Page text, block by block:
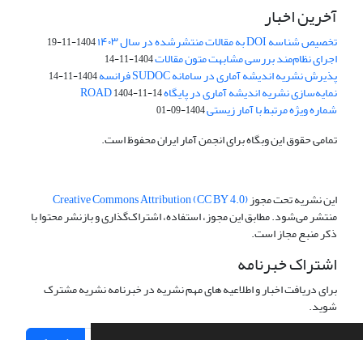
آخرین اخبار
تخصیص شناسه DOI به مقالات منتشرشده در سال ۱۴۰۳ 1404-11-19
اجرای نظام‌مند بررسی مشابهت متون مقالات1404-11-14
پذیرش نشریه اندیشه آماری در سامانه SUDOC فرانسه 1404-11-14
نمایه‌سازی نشریه اندیشه آماری در پایگاه ROAD1404-11-14
شماره ویژه مرتبط با آمار زیستی1404-09-01
تمامی حقوق این وبگاه برای انجمن آمار ایران محفوظ است.
این نشریه تحت مجوزCreative Commons Attribution (CC BY 4.0)
منتشر می‌شود. مطابق این مجوز، استفاده، اشتراک‌گذاری و بازنشر محتوا با
ذکر منبع مجاز است.
اشتراک خبرنامه
برای دریافت اخبار و اطلاعیه های مهم نشریه در خبرنامه نشریه مشترک
شوید.